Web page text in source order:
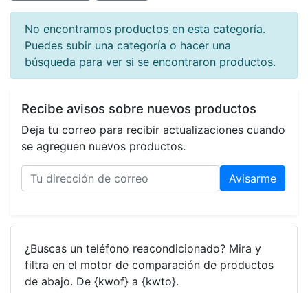
No encontramos productos en esta categoría.
Puedes subir una categoría o hacer una
búsqueda para ver si se encontraron productos.
Recibe avisos sobre nuevos productos
Deja tu correo para recibir actualizaciones cuando
se agreguen nuevos productos.
Avisarme
¿Buscas un teléfono reacondicionado? Mira y
filtra en el motor de comparación de productos
de abajo. De {kwof} a {kwto}.